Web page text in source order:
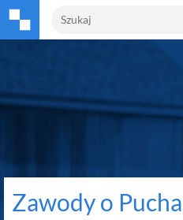
Zawody o